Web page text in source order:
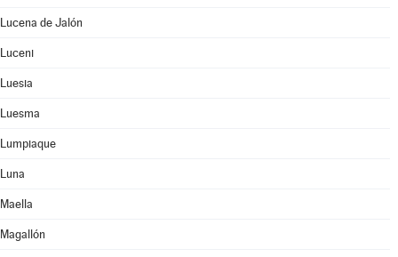
Lucena de Jalón
Luceni
Luesia
Luesma
Lumpiaque
Luna
Maella
Magallón